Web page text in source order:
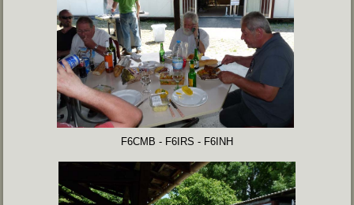
F6CMB - F6IRS - F6INH